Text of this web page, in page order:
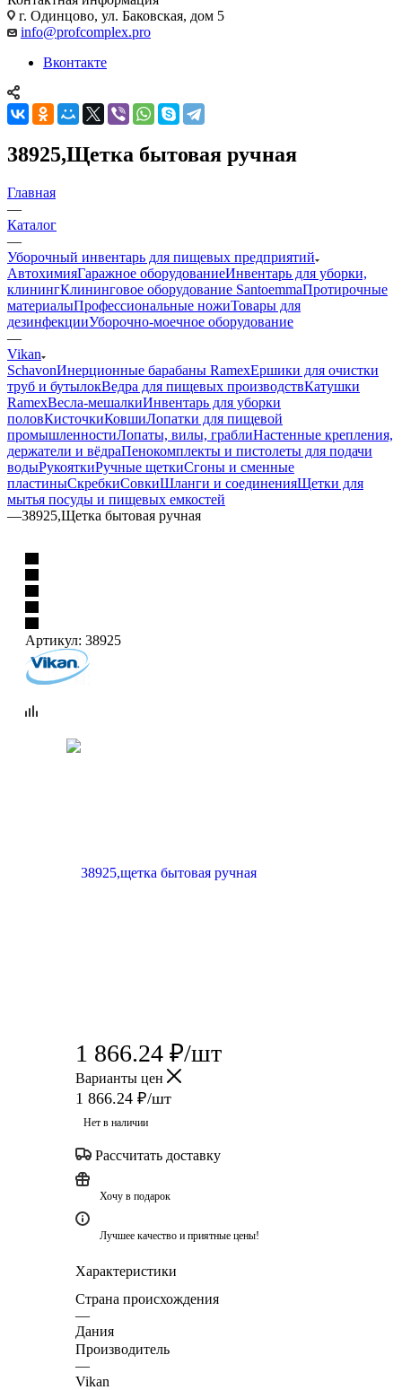
г. Одинцово, ул. Баковская, дом 5
info@profcomplex.pro
Вконтакте
38925,Щетка бытовая ручная
Главная
—
Каталог
—
Уборочный инвентарь для пищевых предприятий
АвтохимияГаражное оборудованиеИнвентарь для уборки,
клинингКлининговое оборудование SantoemmaПротирочные
материалыПрофессиональные ножиТовары для
дезинфекцииУборочно-моечное оборудование
—
Vikan
SchavonИнерционные барабаны RamexЕршики для очистки
труб и бутылокВедра для пищевых производствКатушки
RamexВесла-мешалкиИнвентарь для уборки
половКисточкиКовшиЛопатки для пищевой
промышленностиЛопаты, вилы, граблиНастенные крепления,
держатели и вёдраПенокомплекты и пистолеты для подачи
водыРукояткиРучные щеткиСгоны и сменные
пластиныСкребкиСовкиШланги и соединенияЩетки для
мытья посуды и пищевых емкостей
—38925,Щетка бытовая ручная
Артикул: 38925
1 866.24 ₽/шт
Варианты цен
1 866.24 ₽/шт
Нет в наличии
Рассчитать доставку
Хочу в подарок
Лучшее качество и приятные цены!
Характеристики
Страна происхождения
—
Дания
Производитель
—
Vikan